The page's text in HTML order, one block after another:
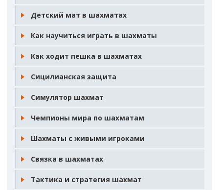
Детский мат в шахматах
Как научиться играть в шахматы
Как ходит пешка в шахматах
Сицилианская защита
Симулятор шахмат
Чемпионы мира по шахматам
Шахматы с живыми игроками
Связка в шахматах
Тактика и стратегия шахмат